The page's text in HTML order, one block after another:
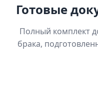
Готовые
Полный комплект
брака,